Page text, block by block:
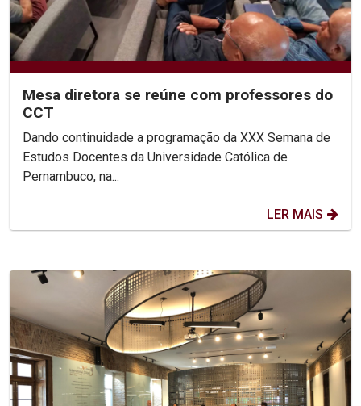
Mesa diretora se reúne com professores do
CCT
Dando continuidade a programação da XXX Semana de
Estudos Docentes da Universidade Católica de
Pernambuco, na...
LER MAIS